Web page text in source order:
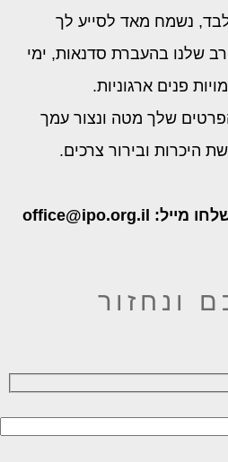
נשמח מאד לסייע לך
שלנו בהעברת סדנאות, ימי
פנים ארגוניות.
שלך מטה ונצור עמך
ובירור צרכים.
ונחזור